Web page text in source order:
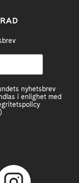
nyhetsbrev
i enlighet med